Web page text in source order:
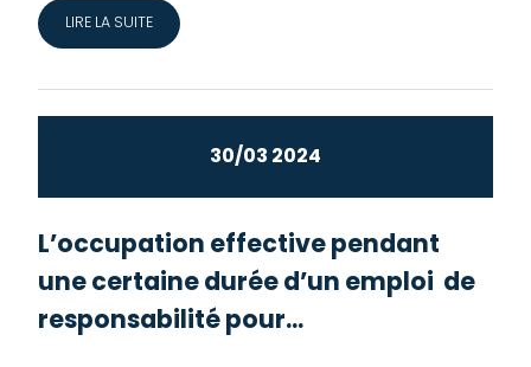
LIRE LA SUITE
30/03 2024
L’occupation effective pendant
une certaine durée d’un emploi de
responsabilité pour...